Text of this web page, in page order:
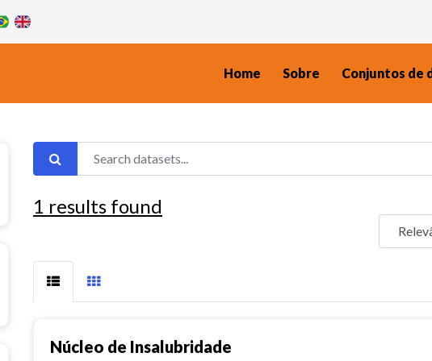
Home Sobre Conjuntos de
1 results found
Núcleo de Insalubridade